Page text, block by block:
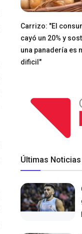
Carrizo: "El
cayó un 20% y
una panadería es
dificil"
Últimas Noticias